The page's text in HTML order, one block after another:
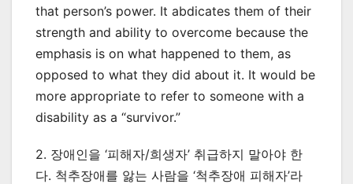
that person’s power. It abdicates them of their
strength and ability to overcome because the
emphasis is on what happened to them, as
opposed to what they did about it. It would be
more appropriate to refer to someone with a
disability as a “survivor.”
2. 장애인을 ‘피해자/희생자’ 취급하지 말아야 한
다. 척추장애를 앓는 사람을 ‘척추장애 피해자’라